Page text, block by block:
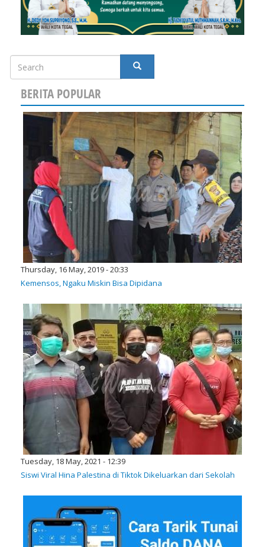
Search
SEARCH
BERITA POPULAR
Thursday, 16 May, 2019 - 20:33
Kemensos, Ngaku Miskin Bisa Dipidana
Tuesday, 18 May, 2021 - 12:39
Siswi Viral Hina Palestina di Tiktok Dikeluarkan dari Sekolah